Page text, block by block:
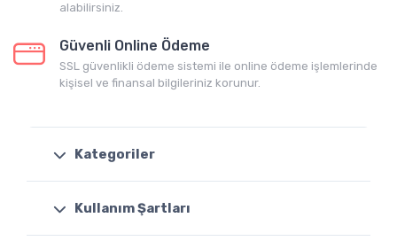
alabilirsiniz.
Güvenli Online Ödeme
SSL güvenlikli ödeme sistemi ile online ödeme işlemlerinde
kişisel ve finansal bilgileriniz korunur.
Kategoriler
Kullanım Şartları